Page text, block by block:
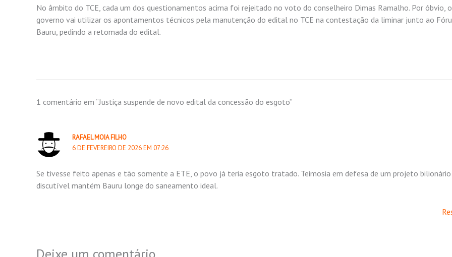
No âmbito do TCE, cada um dos questionamentos acima foi rejeitado no voto do conselheiro Dimas Ramalho. Por óbvio, o
governo vai utilizar os apontamentos técnicos pela manutenção do edital no TCE na contestação da liminar junto ao
Bauru, pedindo a retomada do edital.
1 comentário em “Justiça suspende de novo edital da concessão do esgoto”
RAFAEL MOIA FILHO
6 DE FEVEREIRO DE 2026 EM 07:26
Se tivesse feito apenas e tão somente a ETE, o povo já teria esgoto tratado. Teimosia em defesa de um projeto bilionário
discutível mantém Bauru longe do saneamento ideal.
Deixe um comentário